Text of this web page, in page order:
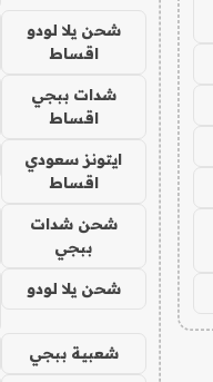
شحن يلا لودو
اقساط
شدات ببجي
اقساط
ايتونز سعودي
اقساط
شحن شدات
ببجي
شحن يلا لودو
شعبية ببجي